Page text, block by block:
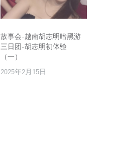
故事会-越南胡志明暗黑游
三日团-胡志明初体验
（一）
2025年2月15日